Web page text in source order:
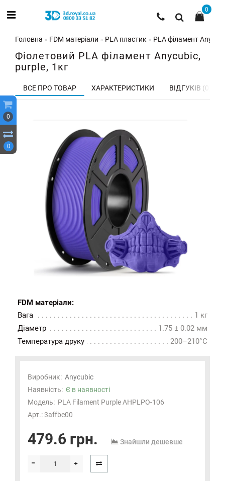
0
0
0
Головна FDM матеріали PLA пластик PLA філамент
Фіолетовий PLA філамент Anycubic,
purple, 1кг
ВСЕ ПРО ТОВАР ХАРАКТЕРИСТИКИ ВІДГУКІВ (0)
FDM матеріали:
Вага
1 кг
Діаметр
1.75 ± 0.02 мм
Температура друку
200–210°C
Виробник: Anycubic
Наявність: Є в наявності
Модель: PLA Filament Purple AHPLPO-106
Арт.: 3affbe00
479.6 грн. Знайшли дешевше